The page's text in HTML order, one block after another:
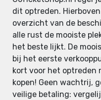
dit optreden.
overzicht van de
alle rust de mooiste
het beste lijkt. De
bij het eerste
kort voor het optreden
kopen! Geen wachtrij,
veilige betaling: